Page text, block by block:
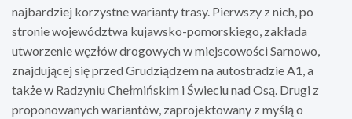
najbardziej korzystne warianty trasy. Pierwszy z nich, po
stronie województwa kujawsko-pomorskiego, zakłada
utworzenie węzłów drogowych w miejscowości Sarnowo,
znajdującej się przed Grudziądzem na autostradzie A1, a
także w Radzyniu Chełmińskim i Świeciu nad Osą. Drugi z
proponowanych wariantów, zaprojektowany z myślą o